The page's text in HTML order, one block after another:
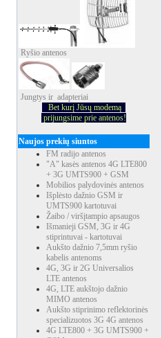
Ryšio antenos
Jungtys ir adapteriai
Bet kurį Jūsų modemą
prijungsime prie antenos!
Naujos prekių siuntos
FM radijo antenos
"A" kasės antenos 4G LTE800
+ 3G UMTS900 + GSM
Mobilios palydovinės antenos
Išplėsto dažnio GSM ir
UMTS900 kartotuvai
Žaibo / viršįtampio apsaugos
Išmanieji GSM, 3G ir 4G
stiprintuvai - kartotuvai
Aukšto dažnio 7,5mm ryšio
kabelis antenoms
4G, 3G ir 2G Universalios
LTE antenos
4G, LTE aukštojo dažnio
MIMO antenos
Aukšto stiprinimo reflektorinės
specializuotos 3G 4G antenos
4G LTE800 + 3G UMTS900 +